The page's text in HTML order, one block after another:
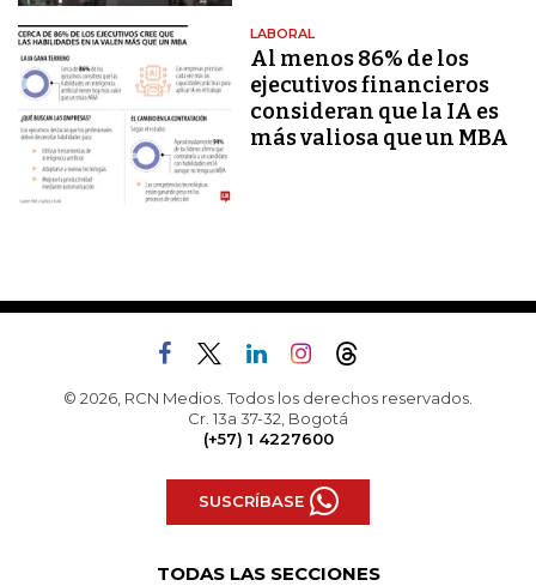
LABORAL
Al menos 86% de los
ejecutivos financieros
consideran que la IA es
más valiosa que un MBA
© 2026, RCN Medios. Todos los derechos reservados.
Cr. 13a 37-32, Bogotá
(+57) 1 4227600
SUSCRÍBASE
TODAS LAS SECCIONES